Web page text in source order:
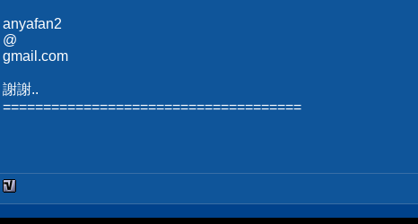
anyafan2
@
gmail.com
謝謝..
=====================================